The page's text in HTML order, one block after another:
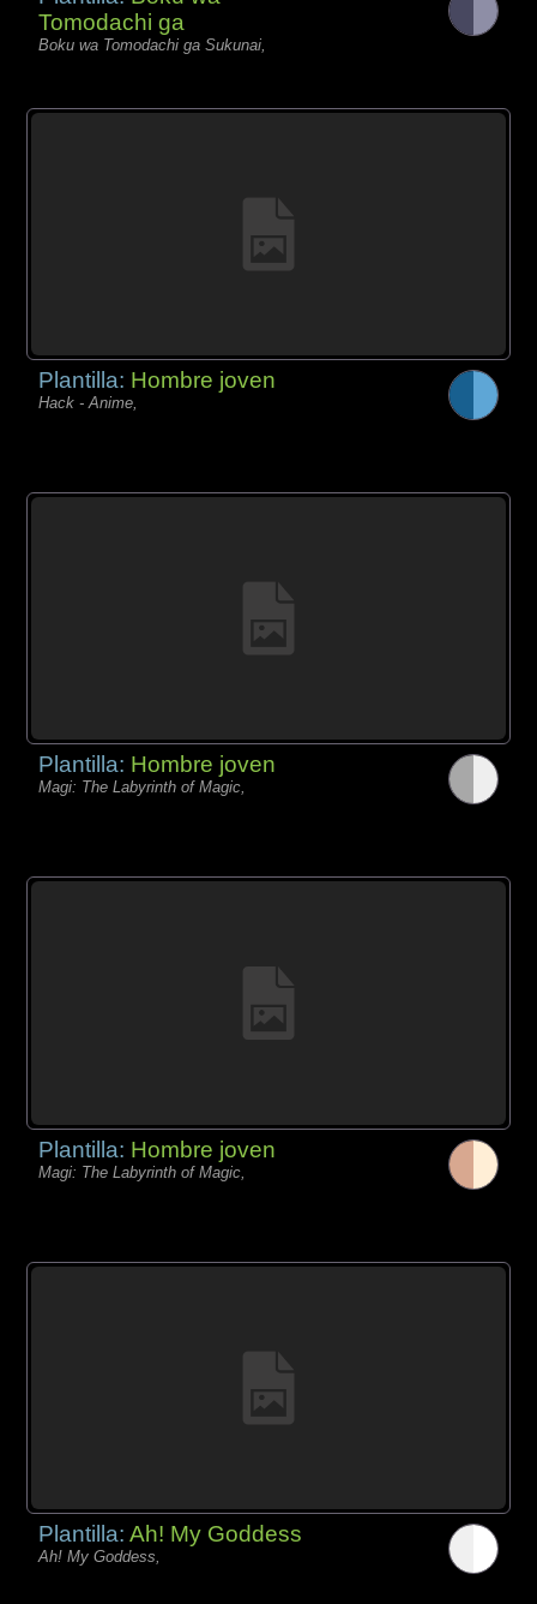
Tomodachi ga
Boku wa Tomodachi ga Sukunai,
Plantilla: Hombre joven
Hack - Anime,
Plantilla: Hombre joven
Magi: The Labyrinth of Magic,
Plantilla: Hombre joven
Magi: The Labyrinth of Magic,
Plantilla:Ah! My Goddess
Ah! My Goddess,